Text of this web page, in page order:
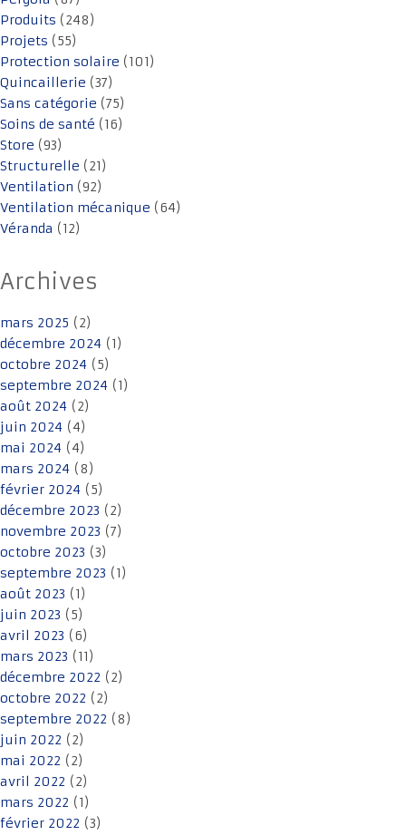
Produits (248)
Projets (55)
Protection solaire (101)
Quincaillerie (37)
Sans catégorie (75)
Soins de santé (16)
Store (93)
Structurelle (21)
Ventilation (92)
Ventilation mécanique (64)
Véranda (12)
Archives
mars 2025 (2)
décembre 2024 (1)
octobre 2024 (5)
septembre 2024 (1)
août 2024 (2)
juin 2024 (4)
mai 2024 (4)
mars 2024 (8)
février 2024 (5)
décembre 2023 (2)
novembre 2023 (7)
octobre 2023 (3)
septembre 2023 (1)
août 2023 (1)
juin 2023 (5)
avril 2023 (6)
mars 2023 (11)
décembre 2022 (2)
octobre 2022 (2)
septembre 2022 (8)
juin 2022 (2)
mai 2022 (2)
avril 2022 (2)
mars 2022 (1)
février 2022 (3)